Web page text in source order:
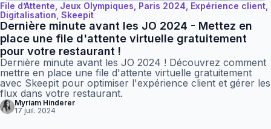
File d’Attente, Jeux Olympiques, Paris 2024, Expérience client,
Digitalisation, Skeepit
Dernière minute avant les JO 2024 - Mettez en
place une file d'attente virtuelle gratuitement
pour votre restaurant !
Dernière minute avant les JO 2024 ! Découvrez comment
mettre en place une file d'attente virtuelle gratuitement
avec Skeepit pour optimiser l'expérience client et gérer les
flux dans votre restaurant.
Myriam Hinderer
17 juil. 2024